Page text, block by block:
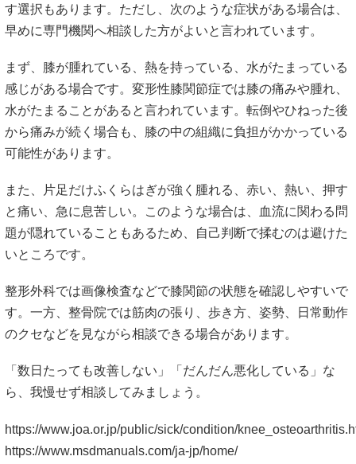
す選択もあります。ただし、次のような症状がある場合は、
早めに専門機関へ相談した方がよいと言われています。
まず、膝が腫れている、熱を持っている、水がたまっている
感じがある場合です。変形性膝関節症では膝の痛みや腫れ、
水がたまることがあると言われています。転倒やひねった後
から痛みが続く場合も、膝の中の組織に負担がかかっている
可能性があります。
また、片足だけふくらはぎが強く腫れる、赤い、熱い、押す
と痛い、急に息苦しい。このような場合は、血流に関わる問
題が隠れていることもあるため、自己判断で揉むのは避けた
いところです。
整形外科では画像検査などで膝関節の状態を確認しやすいで
す。一方、整骨院では筋肉の張り、歩き方、姿勢、日常動作
のクセなどを見ながら相談できる場合があります。
「数日たっても改善しない」「だんだん悪化している」な
ら、我慢せず相談してみましょう。
https://www.joa.or.jp/public/sick/condition/
https://www.msdmanuals.com/ja-jp/home/